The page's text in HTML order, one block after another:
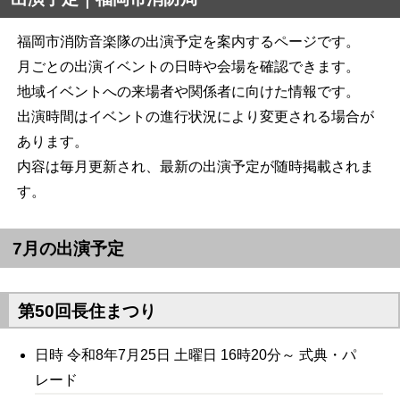
福岡市消防音楽隊の出演予定を案内するページです。
月ごとの出演イベントの日時や会場を確認できます。
地域イベントへの来場者や関係者に向けた情報です。
出演時間はイベントの進行状況により変更される場合が
あります。
内容は毎月更新され、最新の出演予定が随時掲載されま
す。
7月の出演予定
第50回長住まつり
日時 令和8年7月25日 土曜日 16時20分～ 式典・パ
レード